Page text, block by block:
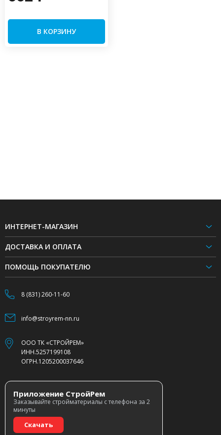
В КОРЗИНУ
ИНТЕРНЕТ-МАГАЗИН
ДОСТАВКА И ОПЛАТА
ПОМОЩЬ ПОКУПАТЕЛЮ
8 (831) 260-11-60
info@stroyrem-nn.ru
ООО ТК «СТРОЙРЕМ»
ИНН.5257199108
ОГРН.1205200037646
Приложение СтройРем
Заказывайте стройматериалы с телефона за 2
минуты
Скачать